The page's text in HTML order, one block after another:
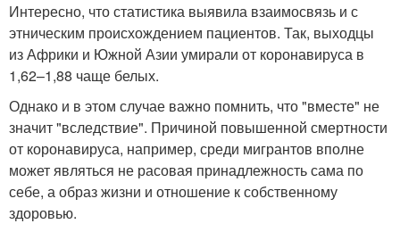
Интересно, что статистика выявила взаимосвязь и с
этническим происхождением пациентов. Так, выходцы
из Африки и Южной Азии умирали от коронавируса в
1,62–1,88 чаще белых.
Однако и в этом случае важно помнить, что "вместе" не
значит "вследствие". Причиной повышенной смертности
от коронавируса, например, среди мигрантов вполне
может являться не расовая принадлежность сама по
себе, а образ жизни и отношение к собственному
здоровью.